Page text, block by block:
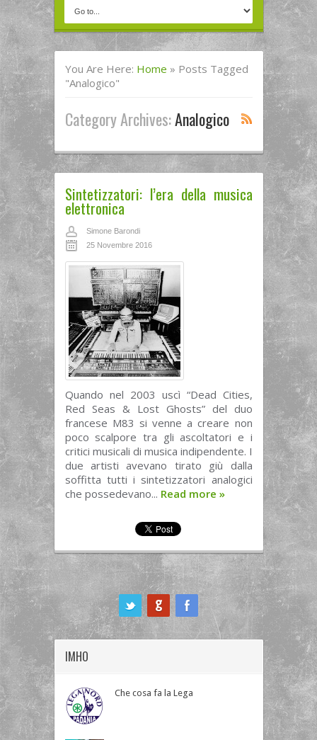
You Are Here: Home » Posts Tagged
"analogico"
Category Archives:Analogico
Sintetizzatori: l’era della musica
elettronica
Simone Barondi
25 Novembre 2016
Quando nel 2003 uscì “Dead Cities,
Red Seas & Lost Ghosts” del duo
francese M83 si venne a creare non
poco scalpore tra gli ascoltatori e i
critici musicali di musica indipendente. I
due artisti avevano tirato giù dalla
soffitta tutti i sintetizzatori analogici
che possedevano... Read more »
IMHO
Che cosa fa la Lega